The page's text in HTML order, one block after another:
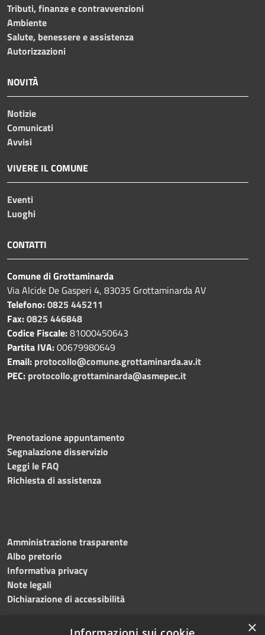
Tributi, finanze e contravvenzioni
Ambiente
Salute, benessere e assistenza
Autorizzazioni
NOVITÀ
Notizie
Comunicati
Avvisi
VIVERE IL COMUNE
Eventi
Luoghi
CONTATTI
Comune di Grottaminarda
Via Alcide De Gasperi 4, 83035 Grottaminarda AV
Telefono:0825 445211
Fax:0825 446848
Codice Fiscale:81000450643
Partita IVA:00679980649
Email: protocollo@comune.grottaminarda.av.it
PEC: protocollo.grottaminarda@asmepec.it
Prenotazione appuntamento
Segnalazione disservizio
Leggi le FAQ
Richiesta di assistenza
Amministrazione trasparente
Albo pretorio
Informativa privacy
Note legali
Dichiarazione di accessibilità
×